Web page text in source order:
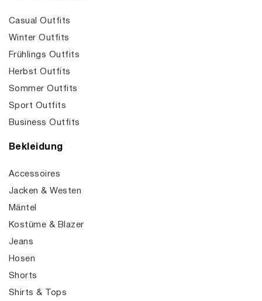
Casual Outfits
Winter Outfits
Frühlings Outfits
Herbst Outfits
Sommer Outfits
Sport Outfits
Business Outfits
Bekleidung
Accessoires
Jacken & Westen
Mäntel
Kostüme & Blazer
Jeans
Hosen
Shorts
Shirts & Tops